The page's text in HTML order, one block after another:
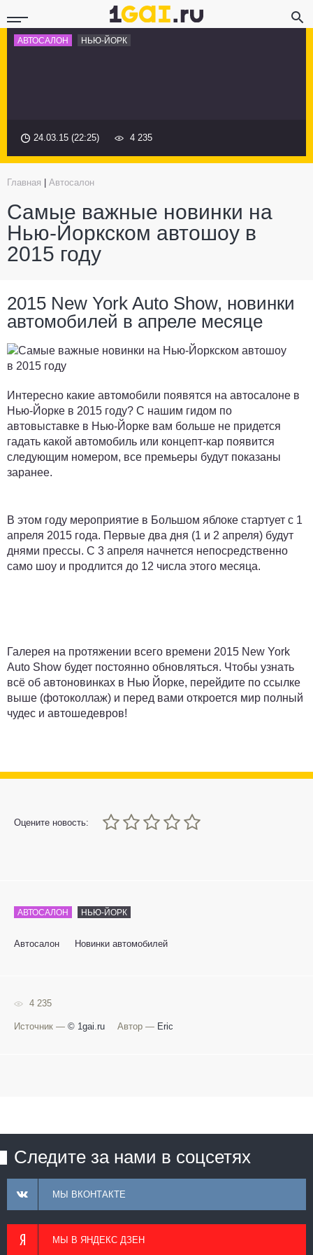
АВТОСАЛОН НЬЮ-ЙОРК
24.03.15 (22:25) 4 235
Главная Автосалон
Самые важные новинки на
Нью-Йоркском автошоу в
2015 году
2015 New York Auto Show, новинки
автомобилей в апреле месяце
Интересно какие автомобили появятся на автосалоне в
Нью-Йорке в 2015 году? С нашим гидом по
автовыставке в Нью-Йорке вам больше не придется
гадать какой автомобиль или концепт-кар появится
следующим номером, все премьеры будут показаны
заранее.
В этом году мероприятие в Большом яблоке стартует с 1
апреля 2015 года. Первые два дня (1 и 2 апреля) будут
днями прессы. С 3 апреля начнется непосредственно
само шоу и продлится до 12 числа этого месяца.
Галерея на протяжении всего времени 2015 New York
Auto Show будет постоянно обновляться. Чтобы узнать
всё об автоновинках в Нью Йорке, перейдите по ссылке
выше (фотоколлаж) и перед вами откроется мир полный
чудес и автошедевров!
Оцените новость:
0
1 3 4 5
АВТОСАЛОН НЬЮ-ЙОРК
Автосалон Новинки автомобилей
4 235
Источник — © 1gai.ru Автор — Eric
Следите за нами в соцсетях
МЫ ВКОНТАКТЕ
МЫ В ЯНДЕКС ДЗЕН